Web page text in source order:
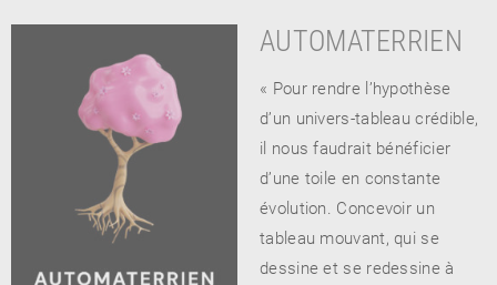
AUTOMATERRIEN
« Pour rendre l’hypothèse
d’un univers-tableau crédible,
il nous faudrait bénéficier
d’une toile en constante
évolution. Concevoir un
tableau mouvant, qui se
dessine et se redessine à